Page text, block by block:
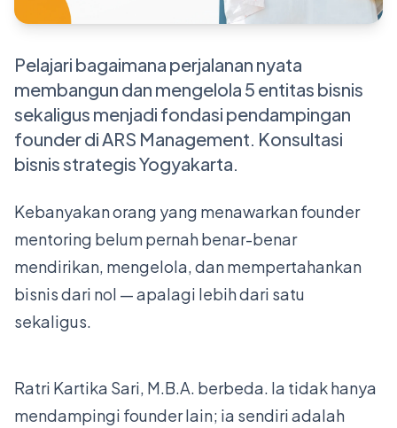
Pelajari bagaimana perjalanan nyata
membangun dan mengelola 5 entitas bisnis
sekaligus menjadi fondasi pendampingan
founder di ARS Management. Konsultasi
bisnis strategis Yogyakarta.
Kebanyakan orang yang menawarkan founder
mentoring belum pernah benar-benar
mendirikan, mengelola, dan mempertahankan
bisnis dari nol — apalagi lebih dari satu
sekaligus.
Ratri Kartika Sari, M.B.A. berbeda. Ia tidak hanya
mendampingi founder lain; ia sendiri adalah